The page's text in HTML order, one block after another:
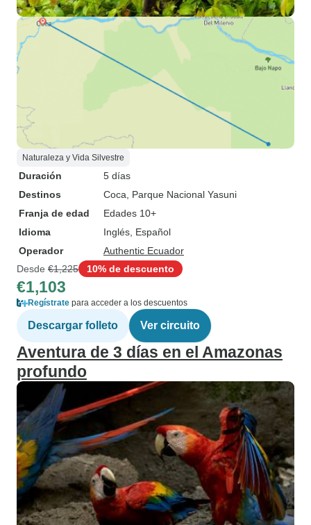
Naturaleza y Vida Silvestre
Duración
5 días
Destinos
Coca , Parque Nacional Yasuni
Franja de edad
Edades 10+
Idioma
Inglés, Español
Operador
Authentic Ecuador
Desde €1,225 10% de descuento
€1,103
Regístrate para acceder a los descuentos
Descargar folleto Ver circuito
Aventura de 3 días en el Amazonas
profundo